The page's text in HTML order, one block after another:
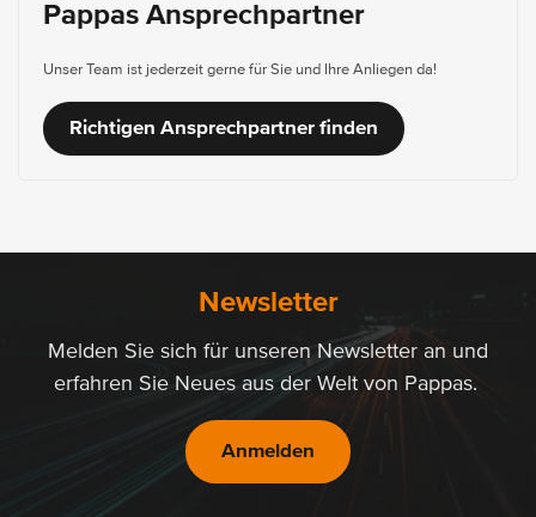
Pappas Ansprechpartner
Unser Team ist jederzeit gerne für Sie und Ihre Anliegen da!
Richtigen Ansprechpartner finden
Newsletter
Melden Sie sich für unseren Newsletter an und
erfahren Sie Neues aus der Welt von Pappas.
Anmelden